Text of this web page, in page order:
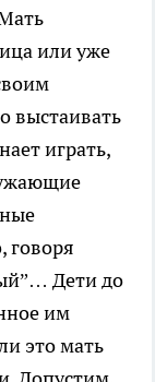
или уже
выстаивать
играть,
говоря
Дети до
им
это мать